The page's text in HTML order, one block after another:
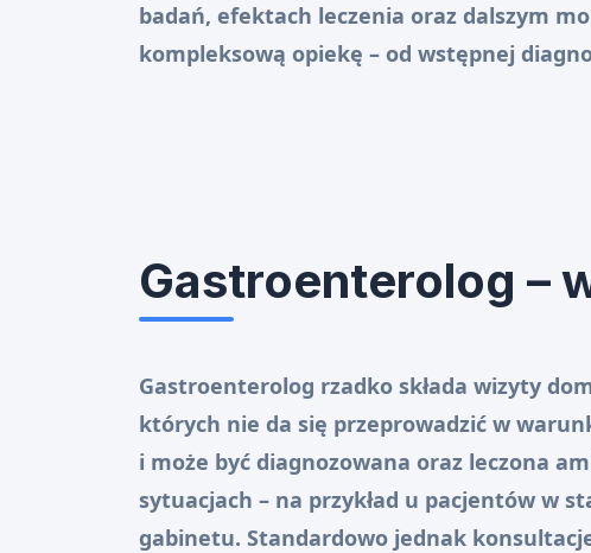
badań, efektach leczenia oraz dalszym
kompleksową opiekę – od wstępnej
Gastroenterolog –
Gastroenterolog rzadko składa wizyty
których nie da się przeprowadzić w
i może być diagnozowana oraz leczona
sytuacjach – na przykład u pacjentów w
gabinetu. Standardowo jednak